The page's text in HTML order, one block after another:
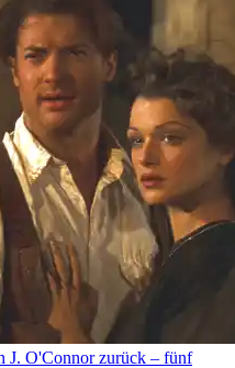
J. O'Connor zurück – fünf